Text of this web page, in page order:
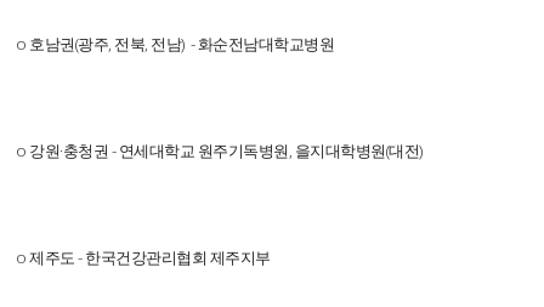
o 호남권(광주, 전북, 전남) - 화순전남대학교병원
o 강원·충청권 - 연세대학교 원주기독병원, 을지대학병원(대전)
o 제주도 - 한국건강관리협회 제주지부